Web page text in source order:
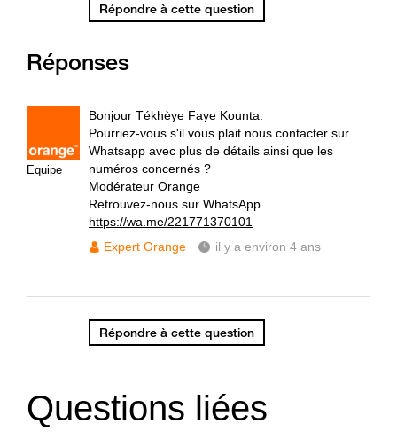
Répondre à cette question
Réponses
Equipe
Bonjour Tékhèye Faye Kounta.
Pourriez-vous s'il vous plait nous contacter sur
Whatsapp avec plus de détails ainsi que les
numéros concernés ?
Modérateur Orange
Retrouvez-nous sur WhatsApp
https://wa.me/221771370101
Expert Orange
il y a environ 4 ans
Répondre à cette question
Questions liées